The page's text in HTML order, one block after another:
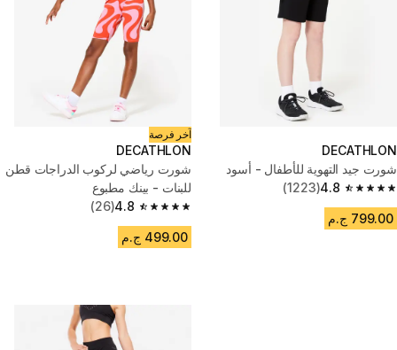
DECATHLON
شورت جيد التهوية للأطفال - أسود
4.8
4.8 out of 5 stars from 1223 reviews
(1223)
799.00 ج.م
آخر فرصة
DECATHLON
شورت رياضي لركوب الدراجات قطن
للبنات - بينك مطبوع
4.8
4.8 out of 5 stars from 26 reviews
(26)
499.00 ج.م